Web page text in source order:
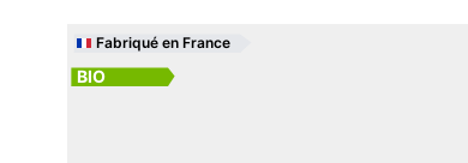
Fabriqué en France
BIO